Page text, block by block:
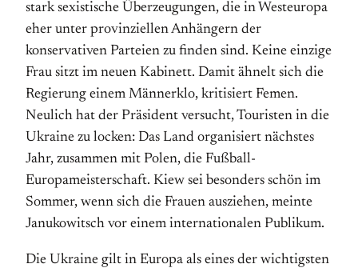
stark sexistische Überzeugungen, die in Westeuropa
eher unter provinziellen Anhängern der
konservativen Parteien zu finden sind. Keine einzige
Frau sitzt im neuen Kabinett. Damit ähnelt sich die
Regierung einem Männerklo, kritisiert Femen.
Neulich hat der Präsident versucht, Touristen in die
Ukraine zu locken: Das Land organisiert nächstes
Jahr, zusammen mit Polen, die Fußball-
Europameisterschaft. Kiew sei besonders schön im
Sommer, wenn sich die Frauen ausziehen, meinte
Janukowitsch vor einem internationalen Publikum.
Die Ukraine gilt in Europa als eines der wichtigsten